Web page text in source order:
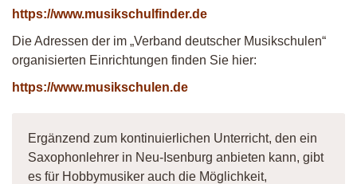
https://www.musikschulfinder.de
Die Adressen der im „Verband deutscher Musikschulen“
organisierten Einrichtungen finden Sie hier:
https://www.musikschulen.de
Ergänzend zum kontinuierlichen Unterricht, den ein
Saxophonlehrer in Neu-Isenburg anbieten kann, gibt
es für Hobbymusiker auch die Möglichkeit,